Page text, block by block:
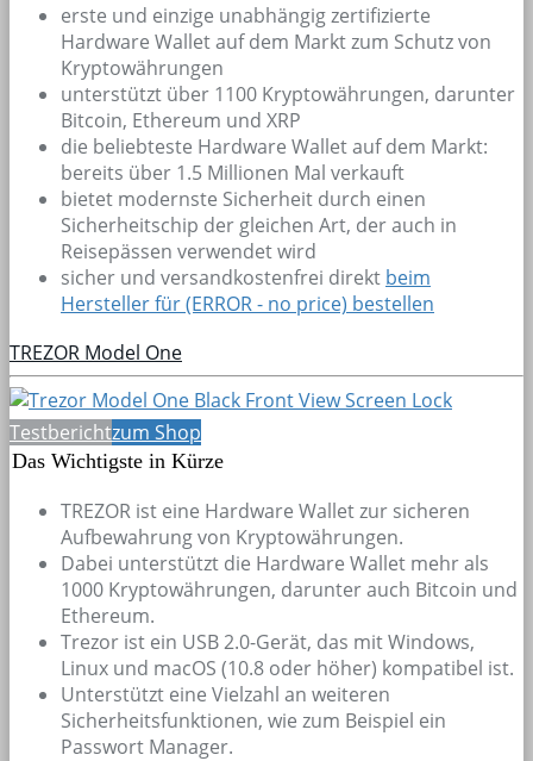
erste und einzige unabhängig zertifizierte
Hardware Wallet auf dem Markt zum Schutz von
Kryptowährungen
unterstützt über 1100 Kryptowährungen, darunter
Bitcoin, Ethereum und XRP
die beliebteste Hardware Wallet auf dem Markt:
bereits über 1.5 Millionen Mal verkauft
bietet modernste Sicherheit durch einen
Sicherheitschip der gleichen Art, der auch in
Reisepässen verwendet wird
sicher und versandkostenfrei direkt beim
Hersteller für (ERROR - no price) bestellen
TREZOR Model One
Testberichtzum Shop
Das Wichtigste in Kürze
TREZOR ist eine Hardware Wallet zur sicheren
Aufbewahrung von Kryptowährungen.
Dabei unterstützt die Hardware Wallet mehr als
1000 Kryptowährungen, darunter auch Bitcoin und
Ethereum.
Trezor ist ein USB 2.0-Gerät, das mit Windows,
Linux und macOS (10.8 oder höher) kompatibel ist.
Unterstützt eine Vielzahl an weiteren
Sicherheitsfunktionen, wie zum Beispiel ein
Passwort Manager.